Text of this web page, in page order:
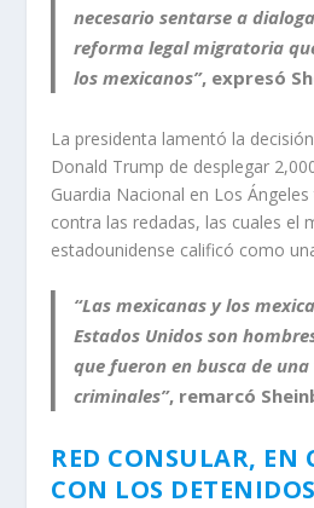
necesario sentarse a
reforma legal migratoria
los mexicanos”, expresó
La presidenta lamentó la
Donald Trump de desplegar
Guardia Nacional en Los
contra las redadas, las cuales el
estadounidense calificó como
“Las mexicanas y los
Estados Unidos son
que fueron en busca de
criminales”, remarcó
RED CONSULAR, EN
CON LOS DETENIDOS